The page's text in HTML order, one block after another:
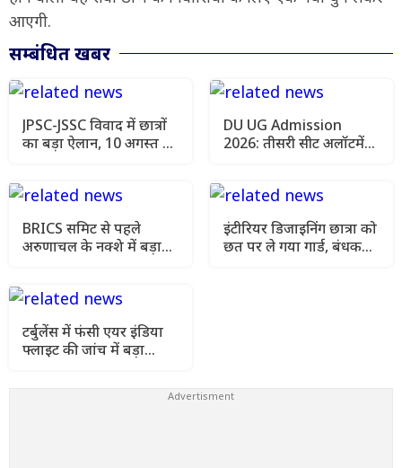
आएगी.
सम्बंधित खबर
JPSC-JSSC विवाद में छात्रों
का बड़ा ऐलान, 10 अगस्त को
DU UG Admission
2026: तीसरी सीट अलॉटमेंट
BRICS समिट से पहले
अरुणाचल के नक्शे में बड़ा
इंटीरियर डिजाइनिंग छात्रा को
छत पर ले गया गार्ड, बंधक
टर्बुलेंस में फंसी एयर इंडिया
फ्लाइट की जांच में बड़ा